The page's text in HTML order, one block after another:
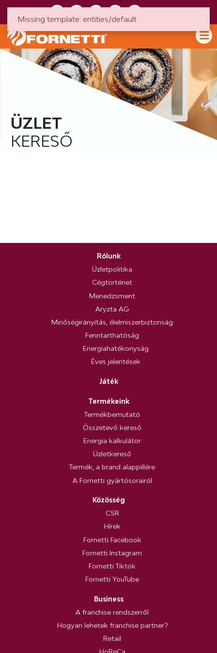
ÜZLET
KERESŐ
Rólunk
Üzletpolitika
Cégtörténet
Menedzsment
Aryzta AG
Minőségirányítás, élelmiszerbiztonság
Fenntarthatóság
Energiahatékonyság
Éves jelentések
Játék
Termékeink
Termékbemutató
Összetevő kereső
Energia kalkulátor
Üzletkereső
Termék, a brand alappillére
A Fornetti gyártósorairól
Közösség
CSR
Hírek
Fornetti Facebook
Fornetti Instagram
Fornetti Tiktok
Fornetti YouTube
Business
A franchise rendszerről
Hogyan lehetek franchise partner?
Retail
Missing template: entities/default